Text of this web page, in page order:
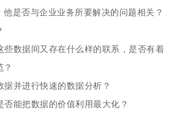
是否与企业业务所要解决的问题相关？
些数据间又存在什么样的联系，是否有着
据并进行快速的数据分析？
否能把数据的价值利用最大化？